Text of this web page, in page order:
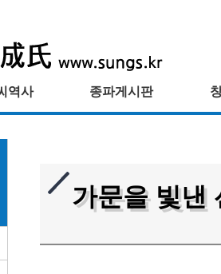
역사 종파게시판
가문을 빛낸